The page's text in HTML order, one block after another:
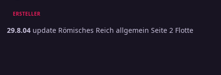
ERSTELLER
29.8.04 update Römisches Reich allgemein Seite 2 Flotte